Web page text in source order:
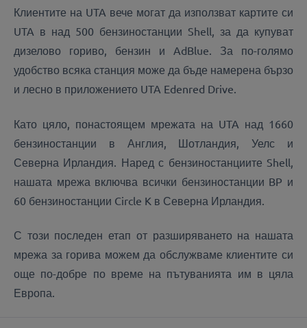
Клиентите на UTA вече могат да използват картите си
UTA в над 500 бензиностанции Shell, за да купуват
дизелово гориво, бензин и AdBlue. За по-голямо
удобство всяка станция може да бъде намерена бързо
и лесно в приложението UTA Edenred Drive.
Като цяло, понастоящем мрежата на UTA над 1660
бензиностанции в Англия, Шотландия, Уелс и
Северна Ирландия. Наред с бензиностанциите Shell,
нашата мрежа включва всички бензиностанции BP и
60 бензиностанции Circle K в Северна Ирландия.
С този последен етап от разширяването на нашата
мрежа за горива можем да обслужваме клиентите си
още по-добре по време на пътуванията им в цяла
Европа.